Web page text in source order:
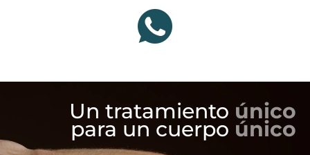
Un tratamiento único
para un cuerpo único